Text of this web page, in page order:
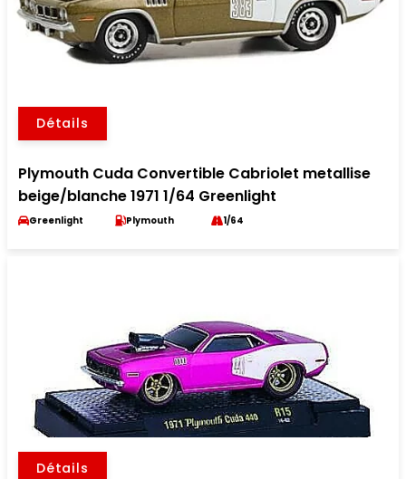
Détails
Plymouth Cuda Convertible Cabriolet metallise
beige/blanche 1971 1/64 Greenlight
Greenlight Plymouth 1/64
Détails